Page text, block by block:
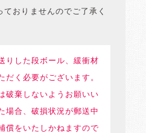
おりませんのでご了承く
りした段ボール、緩衝材
だく必要がございます。
破棄しないようお願いい
場合、破損状況が郵送中
償をいたしかねますので